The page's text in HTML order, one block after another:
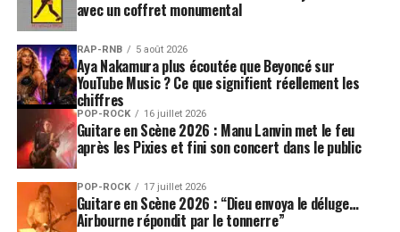
avec un coffret monumental
RAP-RNB 5 août 2026
Aya Nakamura plus écoutée que Beyoncé sur
YouTube Music ? Ce que signifient réellement les
chiffres
POP-ROCK 16 juillet 2026
Guitare en Scène 2026 : Manu Lanvin met le feu
après les Pixies et fini son concert dans le public
POP-ROCK 17 juillet 2026
Guitare en Scène 2026 : “Dieu envoya le déluge…
Airbourne répondit par le tonnerre”